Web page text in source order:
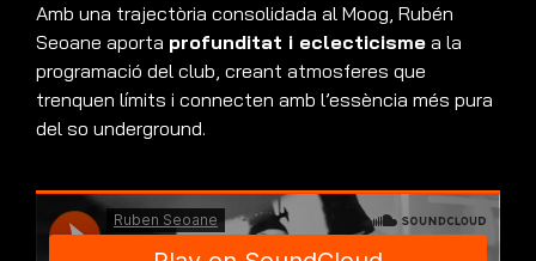
Amb una trajectòria consolidada al Moog, Rubén
Seoane aporta profunditat i eclecticisme a la
programació del club, creant atmosferes que
trenquen límits i connecten amb l’essència més pura
del so underground.